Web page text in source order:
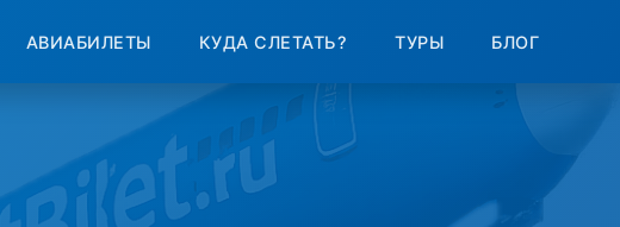
АВИАБИЛЕТЫ КУДА СЛЕТАТЬ? ТУРЫ БЛОГ